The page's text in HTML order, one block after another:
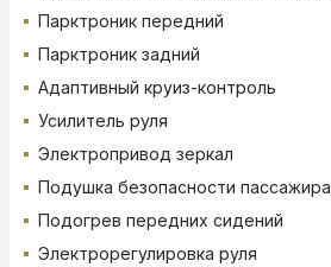
Парктроник передний
Парктроник задний
Адаптивный круиз-контроль
Усилитель руля
Электропривод зеркал
Подушка безопасности пассажира
Подогрев передних сидений
Электрорегулировка руля